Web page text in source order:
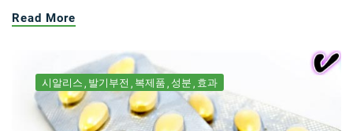
Read More
시알리스 발기부전 복제품 성분 효과